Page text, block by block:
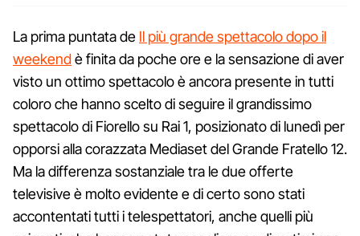
La prima puntata de Il più grande spettacolo dopo il
weekendè finita da poche ore e la sensazione di aver
visto un ottimo spettacolo è ancora presente in tutti
coloro che hanno scelto di seguire il grandissimo
spettacolo di Fiorello su Rai 1, posizionato di lunedì per
opporsi alla corazzata Mediaset del Grande Fratello 12.
Ma la differenza sostanziale tra le due offerte
televisive è molto evidente e di certo sono stati
accontentati tutti i telespettatori, anche quelli più